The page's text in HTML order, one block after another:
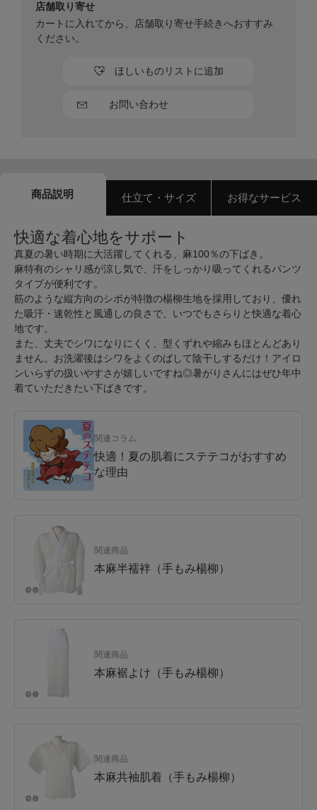
お問い合わせ
ほしいものリストに追加
店舗取り寄せ
カートに入れてから、店舗取り寄せ手続きへおすすみ
ください。
商品説明 仕立て・サイズ お得なサービス
快適な着心地をサポート
真夏の暑い時期に大活躍してくれる、麻100％の下ばき。
麻特有のシャリ感が涼し気で、汗をしっかり吸ってくれるパンツ
タイプが便利です。
筋のような縦方向のシボが特徴の楊柳生地を採用しており、優れ
た吸汗・速乾性と風通しの良さで、いつでもさらりと快適な着心
地です。
また、丈夫でシワになりにくく、型くずれや縮みもほとんどあり
ません。お洗濯後はシワをよくのばして陰干しするだけ！アイロ
ンいらずの扱いやすさが嬉しいですね◎暑がりさんにはぜひ年中
着ていただきたい下ばきです。
関連コラム
快適！夏の肌着にステテコがおすすめ
な理由
関連商品
本麻半襦袢（手もみ楊柳）
関連商品
本麻裾よけ（手もみ楊柳）
関連商品
本麻共袖肌着（手もみ楊柳）